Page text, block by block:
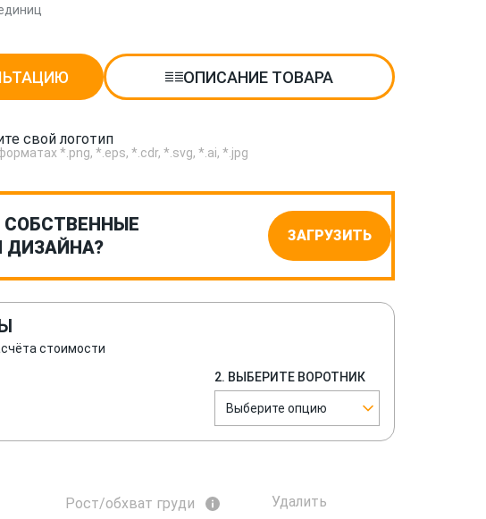
ОПИСАНИЕ ТОВАРА
свой логотип
*.png, *.eps, *.cdr, *.svg, *.ai, *.jpg
СОБСТВЕННЫЕ
ДИЗАЙНА?
ЗАГРУЗИТЬ
стоимости
2. ВЫБЕРИТЕ ВОРОТНИК
Выберите опцию
Рост/обхват груди Удалить